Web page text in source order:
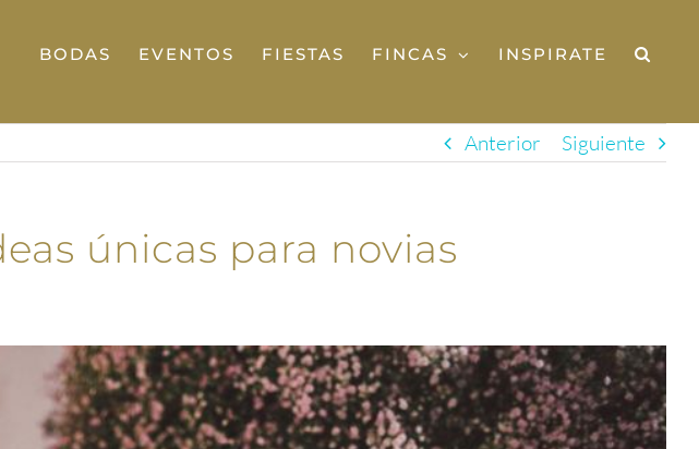
BODAS EVENTOS FIESTAS FINCAS INSPIRATE
Anterior Siguiente
únicas para novias